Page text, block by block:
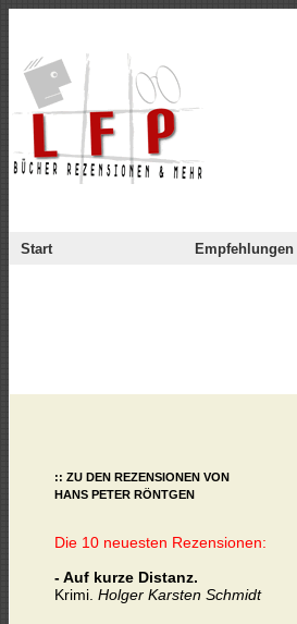
Start Empfehlungen
:: ZU DEN REZENSIONEN VON
HANS PETER RÖNTGEN
Die 10 neuesten Rezensionen:
- Auf kurze Distanz.
Krimi. Holger Karsten Schmidt